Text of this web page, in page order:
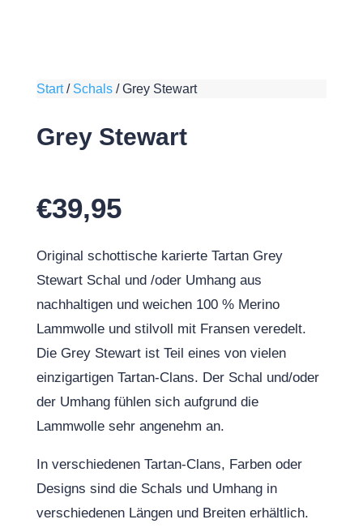
Start/ Schals/Grey Stewart
Grey Stewart
€39,95
Original schottische karierte Tartan Grey
Stewart Schal und /oder Umhang aus
nachhaltigen und weichen 100 % Merino
Lammwolle und stilvoll mit Fransen veredelt.
Die Grey Stewart ist Teil eines von vielen
einzigartigen Tartan-Clans. Der Schal und/oder
der Umhang fühlen sich aufgrund die
Lammwolle sehr angenehm an.
In verschiedenen Tartan-Clans, Farben oder
Designs sind die Schals und Umhang in
verschiedenen Längen und Breiten erhältlich.